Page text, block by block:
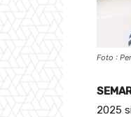
Foto :
2025